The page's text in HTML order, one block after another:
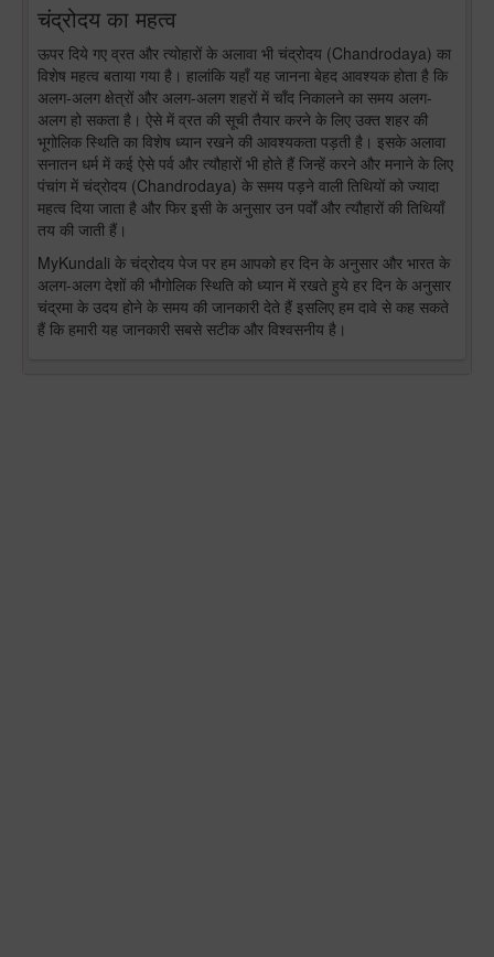
चंद्रोदय का महत्व
ऊपर दिये गए व्रत और त्योहारों के अलावा भी चंद्रोदय (Chandrodaya) का
विशेष महत्व बताया गया है। हालांकि यहाँ यह जानना बेहद आवश्यक होता है कि
अलग-अलग क्षेत्रों और अलग-अलग शहरों में चाँद निकालने का समय अलग-
अलग हो सकता है। ऐसे में व्रत की सूची तैयार करने के लिए उक्त शहर की
भूगोलिक स्थिति का विशेष ध्यान रखने की आवश्यकता पड़ती है। इसके अलावा
सनातन धर्म में कई ऐसे पर्व और त्यौहारों भी होते हैं जिन्हें करने और मनाने के लिए
पंचांग में चंद्रोदय (Chandrodaya) के समय पड़ने वाली तिथियों को ज्यादा
महत्व दिया जाता है और फिर इसी के अनुसार उन पर्वों और त्यौहारों की तिथियाँ
तय की जाती हैं।
MyKundali के चंद्रोदय पेज पर हम आपको हर दिन के अनुसार और भारत के
अलग-अलग देशों की भौगोलिक स्थिति को ध्यान में रखते हुये हर दिन के अनुसार
चंद्रमा के उदय होने के समय की जानकारी देते हैं इसलिए हम दावे से कह सकते
हैं कि हमारी यह जानकारी सबसे सटीक और विश्वसनीय है।